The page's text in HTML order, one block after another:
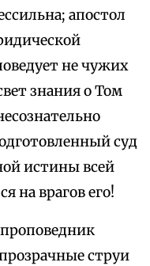
апостол
не чужих
знания о Том
суд
истины всей
на врагов его!
струи